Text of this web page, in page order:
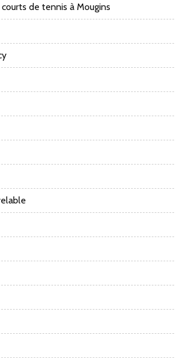
de tennis à Mougins